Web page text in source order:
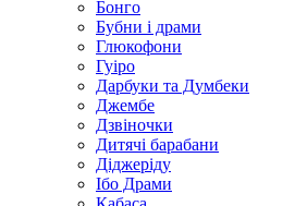
Бонго
Бубни і драми
Глюкофони
Гуіро
Дарбуки та Думбеки
Джембе
Дзвіночки
Дитячі барабани
Діджеріду
Ібо Драми